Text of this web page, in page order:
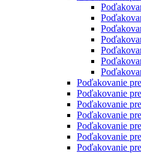
Poďakovanie
Poďakovanie
Poďakovanie
Poďakovanie
Poďakovanie
Poďakovanie
Poďakovanie